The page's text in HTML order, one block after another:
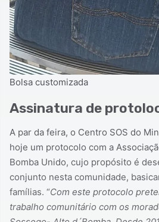
Bolsa customizada
Assinatura de
A par da feira, o Centro SOS do
hoje um protocolo com a
Bomba Unido, cujo propósito é
conjunto nesta comunidade,
famílias. “Com este protocolo
trabalho comunitário com os